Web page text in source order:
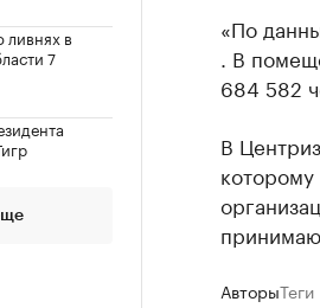
в
7
«По
. В
684 582
В
АвторыТеги